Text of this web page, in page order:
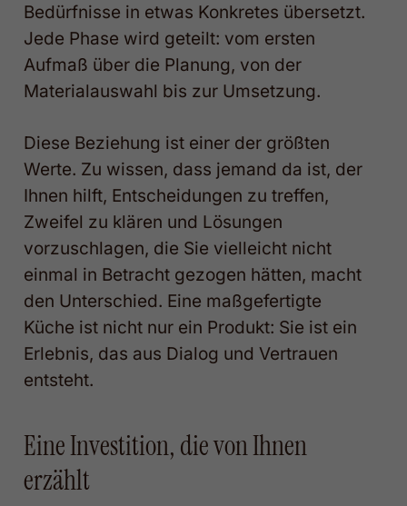
Bedürfnisse in etwas Konkretes übersetzt.
Jede Phase wird geteilt: vom ersten
Aufmaß über die Planung, von der
Materialauswahl bis zur Umsetzung.
Diese Beziehung ist einer der größten
Werte. Zu wissen, dass jemand da ist, der
Ihnen hilft, Entscheidungen zu treffen,
Zweifel zu klären und Lösungen
vorzuschlagen, die Sie vielleicht nicht
einmal in Betracht gezogen hätten, macht
den Unterschied. Eine maßgefertigte
Küche ist nicht nur ein Produkt: Sie ist ein
Erlebnis, das aus Dialog und Vertrauen
entsteht.
Eine Investition, die von Ihnen
erzählt